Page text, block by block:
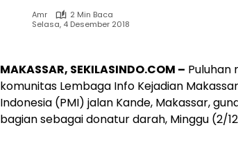
Amr
2 Min Baca
Selasa, 4 Desember 2018
MAKASSAR, SEKILASINDO.COM – Puluhan
komunitas Lembaga Info Kejadian
Indonesia (PMI) jalan Kande, Makassar,
bagian sebagai donatur darah, Minggu (2/